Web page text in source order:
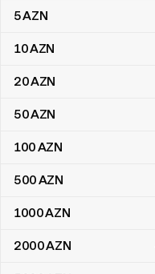
5AZN
10AZN
20AZN
50AZN
100AZN
500AZN
1000AZN
2000AZN